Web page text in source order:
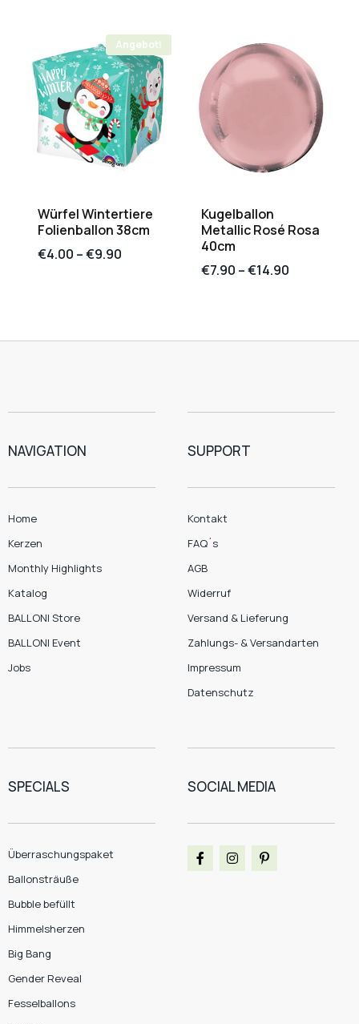
Angebot!
Würfel Wintertiere
Folienballon 38cm
€4.00 –€9.90
Kugelballon
Metallic Rosé Rosa
40cm
€7.90 –€14.90
NAVIGATION
Home
Kerzen
Monthly Highlights
Katalog
BALLONI Store
BALLONI Event
Jobs
SUPPORT
Kontakt
FAQ´s
AGB
Widerruf
Versand & Lieferung
Zahlungs- & Versandarten
Impressum
Datenschutz
SPECIALS
Überraschungspaket
Ballonsträuße
Bubble befüllt
Himmelsherzen
Big Bang
Gender Reveal
Fesselballons
SOCIAL MEDIA